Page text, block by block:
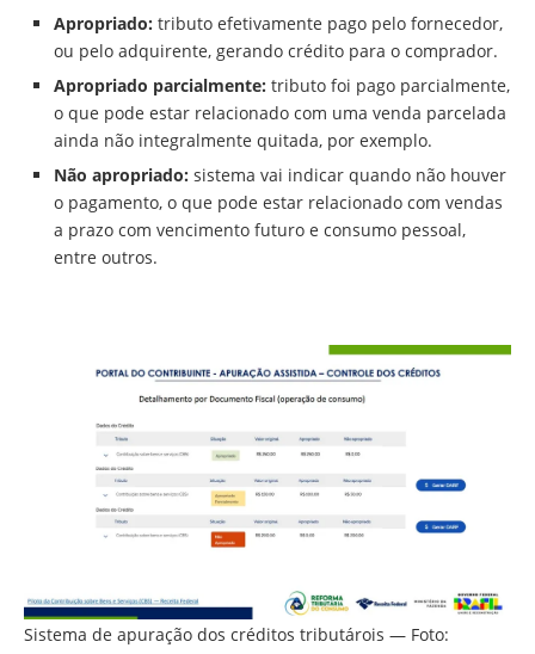
Apropriado: tributo efetivamente pago pelo fornecedor,
ou pelo adquirente, gerando crédito para o comprador.
Apropriado parcialmente: tributo foi pago parcialmente,
o que pode estar relacionado com uma venda parcelada
ainda não integralmente quitada, por exemplo.
Não apropriado: sistema vai indicar quando não houver
o pagamento, o que pode estar relacionado com vendas
a prazo com vencimento futuro e consumo pessoal,
entre outros.
Sistema de apuração dos créditos tributárois — Foto: